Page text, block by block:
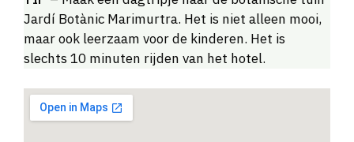
Jardí Botànic Marimurtra. Het is niet alleen mooi,
maar ook leerzaam voor de kinderen. Het is
slechts 10 minuten rijden van het hotel.